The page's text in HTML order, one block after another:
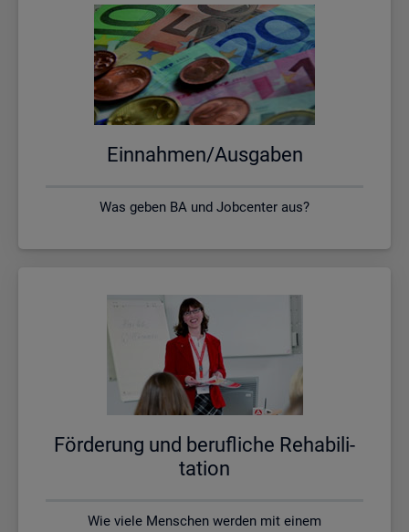
Ein­nah­men/Aus­ga­ben
Was geben BA und Jobcenter aus?
För­de­rung und be­ruf­li­che Re­ha­bi­li­
ta­ti­on
Wie viele Menschen werden mit einem